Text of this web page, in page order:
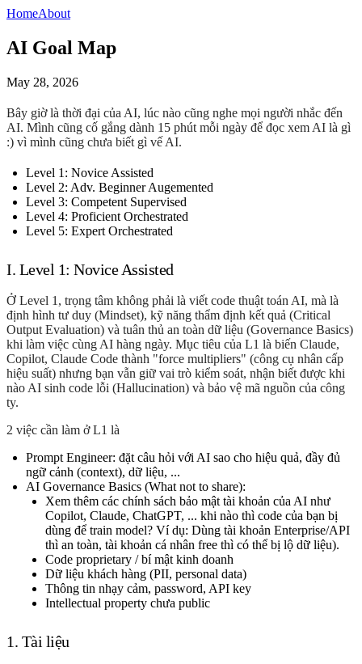
HomeAbout
AI Goal Map
May 28, 2026
Bây giờ là thời đại của AI, lúc nào cũng nghe mọi người nhắc đến
AI. Mình cũng cố gắng dành 15 phút mỗi ngày để đọc xem AI là gì
:) vì mình cũng chưa biết gì vế AI.
Level 1: Novice Assisted
Level 2: Adv. Beginner Augemented
Level 3: Competent Supervised
Level 4: Proficient Orchestrated
Level 5: Expert Orchestrated
I. Level 1: Novice Assisted
Ở Level 1, trọng tâm không phải là viết code thuật toán AI, mà là
định hình tư duy (Mindset), kỹ năng thẩm định kết quả (Critical
Output Evaluation) và tuân thủ an toàn dữ liệu (Governance Basics)
khi làm việc cùng AI hàng ngày. Mục tiêu của L1 là biến Claude,
Copilot, Claude Code thành "force multipliers" (công cụ nhân cấp
hiệu suất) nhưng bạn vẫn giữ vai trò kiểm soát, nhận biết được khi
nào AI sinh code lỗi (Hallucination) và bảo vệ mã nguồn của công
ty.
2 việc cần làm ở L1 là
Prompt Engineer: đặt câu hỏi với AI sao cho hiệu quả, đầy đủ
ngữ cảnh (context), dữ liệu, ...
AI Governance Basics (What not to share):
Xem thêm các chính sách bảo mật tài khoản của AI như
Copilot, Claude, ChatGPT, ... khi nào thì code của bạn bị
dùng để train model? Ví dụ: Dùng tài khoản Enterprise/API
thì an toàn, tài khoản cá nhân free thì có thể bị lộ dữ liệu).
Code proprietary / bí mật kinh doanh
Dữ liệu khách hàng (PII, personal data)
Thông tin nhạy cảm, password, API key
Intellectual property chưa public
1. Tài liệu